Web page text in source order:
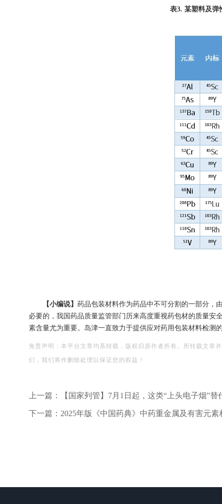
表3. 某塑料及弹
【小编说】 药品包装材料作为药品中不可分割的一部分，
必要的，我国药品质量监管部门历来高度重视药包材的质量安
素含量尤为重要。岛津一直致力于提供应对药用包装材料检测
免责声明：本平台文章均系转载，版权归原作者所有。所转载文章
们，我们将作删除处理以保证您的权益！
上一篇： 【国家列管】7月1日起，这类“上头电子烟”替
下一篇： 2025年版《中国药典》中药重金属及有害元素相关